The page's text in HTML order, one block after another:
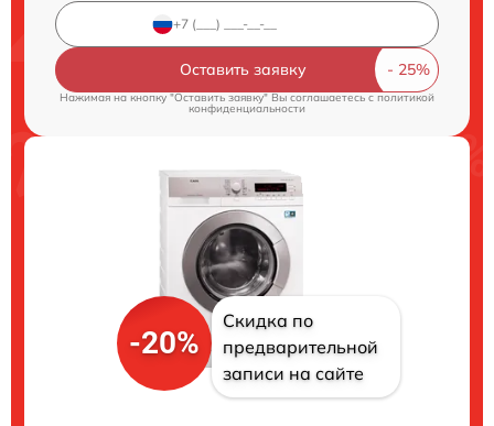
Оставить заявку
Нажимая на кнопку "Оставить заявку" Вы соглашаетесь cполитикой
конфиденциальности
-20%
Скидка по
предварительной
записи на сайте